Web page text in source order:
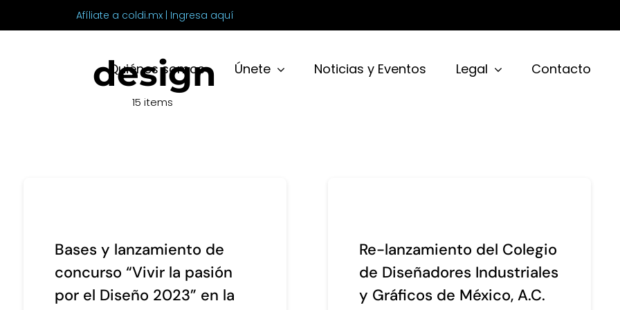
Afíliate a coldi.mx | Ingresa aquí
Quiénes somos Únete Noticias y Eventos Legal Contacto
design
15 items
Bases y lanzamiento de
concurso “Vivir la pasión
por el Diseño 2023” en la
Re-lanzamiento del Colegio
de Diseñadores Industriales
y Gráficos de México, A.C.